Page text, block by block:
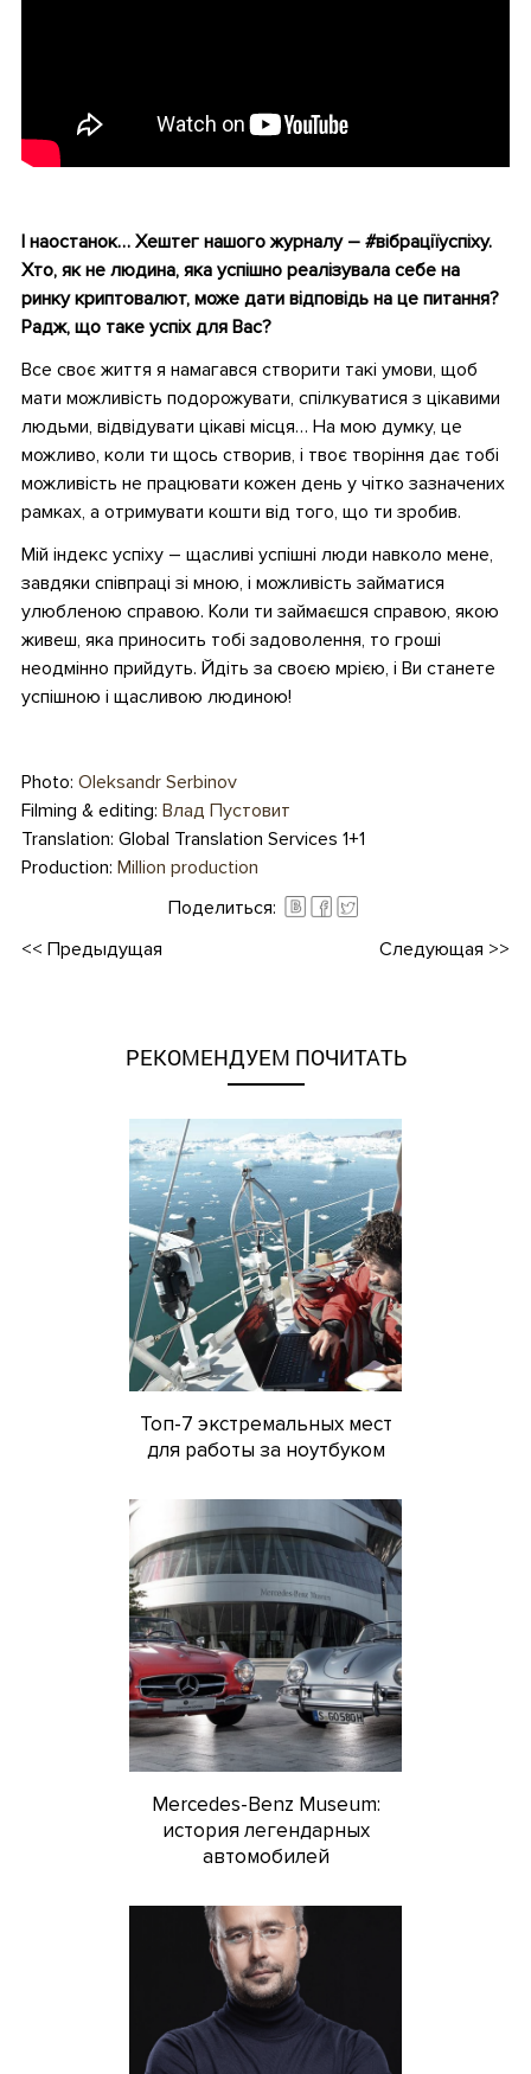
І наостанок… Хештег нашого журналу – #вібраціїуспіху.
Хто, як не людина, яка успішно реалізувала себе на
ринку криптовалют, може дати відповідь на це питання?
Радж, що таке успіх для Вас?
Все своє життя я намагався створити такі умови, щоб
мати можливість подорожувати, спілкуватися з цікавими
людьми, відвідувати цікаві місця… На мою думку, це
можливо, коли ти щось створив, і твоє творіння дає тобі
можливість не працювати кожен день у чітко зазначених
рамках, а отримувати кошти від того, що ти зробив.
Мій індекс успіху – щасливі успішні люди навколо мене,
завдяки співпраці зі мною, і можливість займатися
улюбленою справою. Коли ти займаєшся справою, якою
живеш, яка приносить тобі задоволення, то гроші
неодмінно прийдуть. Йдіть за своєю мрією, і Ви станете
успішною і щасливою людиною!
Photo: Oleksandr Serbinov
Filming & editing: Влад Пустовит
Translation: Global Translation Services 1+1
Production: Million production
Поделиться:
<< Предыдущая Следующая >>
РЕКОМЕНДУЕМ ПОЧИТАТЬ
Топ-7 экстремальных мест
для работы за ноутбуком
Mercedes-Benz Museum:
история легендарных
автомобилей